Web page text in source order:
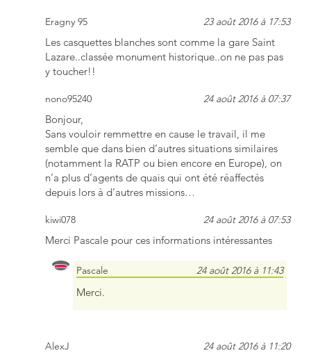
Eragny 95 23 août 2016 à 17:53
Les casquettes blanches sont comme la gare Saint
Lazare..classée monument historique..on ne pas pas
y toucher!!
nono95240 24 août 2016 à 07:37
Bonjour,
Sans vouloir remmettre en cause le travail, il me
semble que dans bien d’autres situations similaires
(notamment la RATP ou bien encore en Europe), on
n’a plus d’agents de quais qui ont été réaffectés
depuis lors à d’autres missions…
kiwi078 24 août 2016 à 07:53
Merci Pascale pour ces informations intéressantes
Pascale 24 août 2016 à 11:43
Merci.
AlexJ 24 août 2016 à 11:20